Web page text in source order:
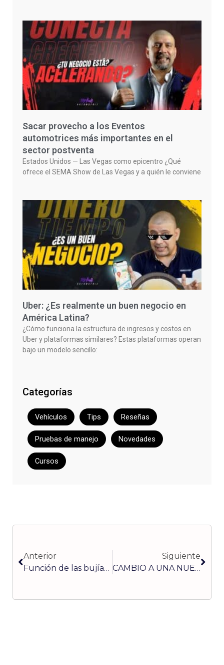
Sacar provecho a los Eventos
automotrices más importantes en el
sector postventa
Estados Unidos — Las Vegas como epicentro ¿Qué
ofrece el SEMA Show de Las Vegas y a quién le conviene
Uber: ¿Es realmente un buen negocio en
América Latina?
¿Cómo funciona la estructura de ingresos y costos en
Uber y plataformas similares? Estas plataformas operan
bajo un modelo sencillo:
Categorías
Vehículos Tips Reseñas
Pruebas de manejo Novedades
Cursos
Anterior
Función de las bujías en la cámara de combustión
Siguiente
CAMBIO A UNA NUEVA ERA